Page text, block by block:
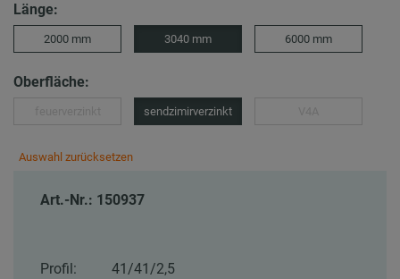
Länge:
2000 mm 3040 mm 6000 mm
Oberfläche:
sendzimirverzinkt
Auswahl zurücksetzen
Art.-Nr.: 150937
Profil:
41/41/2,5